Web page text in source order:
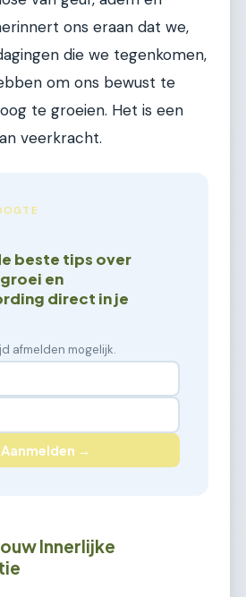
ons eraan dat we,
die we tegenkomen,
om ons bewust te
te groeien. Het is een
veerkracht.
beste tips over
en
direct in je
afmelden mogelijk.
Aanmelden →
Innerlijke